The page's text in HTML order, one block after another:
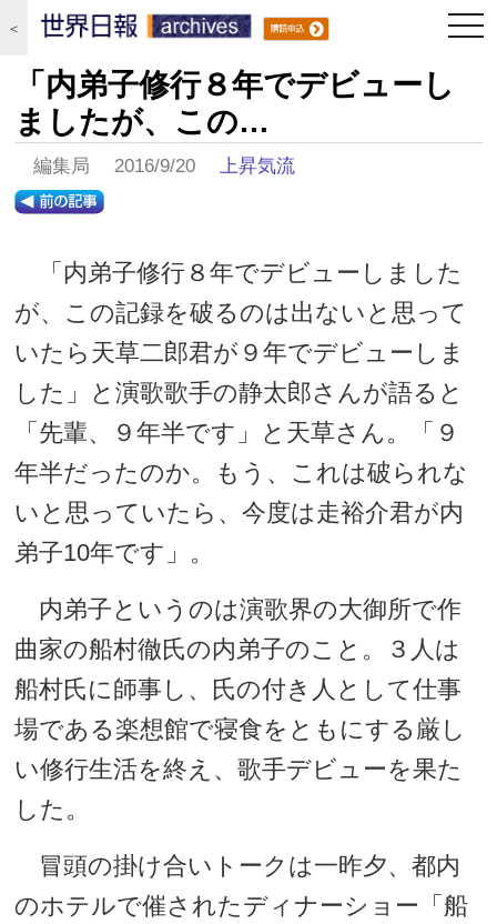
＜
「内弟子修行８年でデビューし
ましたが、この…
編集局 2016/9/20上昇気流
「内弟子修行８年でデビューしました
が、この記録を破るのは出ないと思って
いたら天草二郎君が９年でデビューしま
した」と演歌歌手の静太郎さんが語ると
「先輩、９年半です」と天草さん。「９
年半だったのか。もう、これは破られな
いと思っていたら、今度は走裕介君が内
弟子10年です」。
内弟子というのは演歌界の大御所で作
曲家の船村徹氏の内弟子のこと。３人は
船村氏に師事し、氏の付き人として仕事
場である楽想館で寝食をともにする厳し
い修行生活を終え、歌手デビューを果た
した。
冒頭の掛け合いトークは一昨夕、都内
のホテルで催されたディナーショー「船